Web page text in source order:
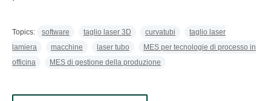
Topics: software taglio laser 3D curvatubi
taglio laser
lamiera
macchine laser tubo
MES per tecnologie di processo in
officina
MES di gestione della produzione